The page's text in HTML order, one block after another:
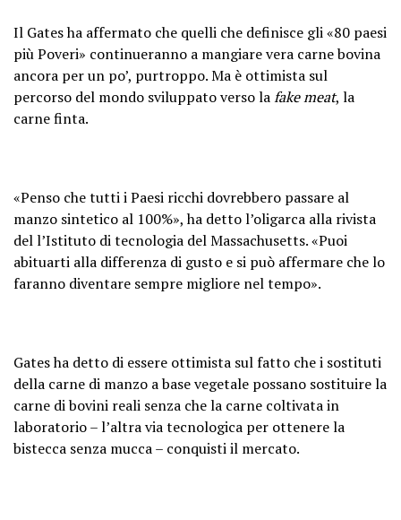
Il Gates ha affermato che quelli che definisce gli «80 paesi
più Poveri» continueranno a mangiare vera carne bovina
ancora per un po’, purtroppo. Ma è ottimista sul
percorso del mondo sviluppato verso lafake meat, la
carne finta.
«Penso che tutti i Paesi ricchi dovrebbero passare al
manzo sintetico al 100%», ha detto l’oligarca alla rivista
del l’Istituto di tecnologia del Massachusetts. «Puoi
abituarti alla differenza di gusto e si può affermare che lo
faranno diventare sempre migliore nel tempo».
Gates ha detto di essere ottimista sul fatto che i sostituti
della carne di manzo a base vegetale possano sostituire la
carne di bovini reali senza che la carne coltivata in
laboratorio – l’altra via tecnologica per ottenere la
bistecca senza mucca – conquisti il ​​mercato.